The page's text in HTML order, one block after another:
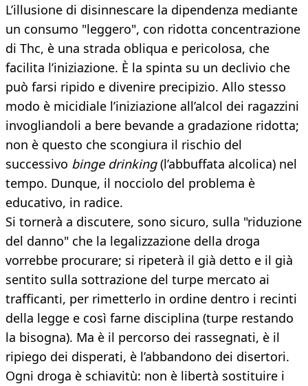
L’illusione di disinnescare la dipendenza mediante
un consumo "leggero", con ridotta concentrazione
di Thc, è una strada obliqua e pericolosa, che
facilita l’iniziazione. È la spinta su un declivio che
può farsi ripido e divenire precipizio. Allo stesso
modo è micidiale l’iniziazione all’alcol dei ragazzini
invogliandoli a bere bevande a gradazione ridotta;
non è questo che scongiura il rischio del
successivo binge drinking(l’abbuffata alcolica) nel
tempo. Dunque, il nocciolo del problema è
educativo, in radice.
Si tornerà a discutere, sono sicuro, sulla "riduzione
del danno" che la legalizzazione della droga
vorrebbe procurare; si ripeterà il già detto e il già
sentito sulla sottrazione del turpe mercato ai
trafficanti, per rimetterlo in ordine dentro i recinti
della legge e così farne disciplina (turpe restando
la bisogna). Ma è il percorso dei rassegnati, è il
ripiego dei disperati, è l’abbandono dei disertori.
Ogni droga è schiavitù: non è libertà sostituire i